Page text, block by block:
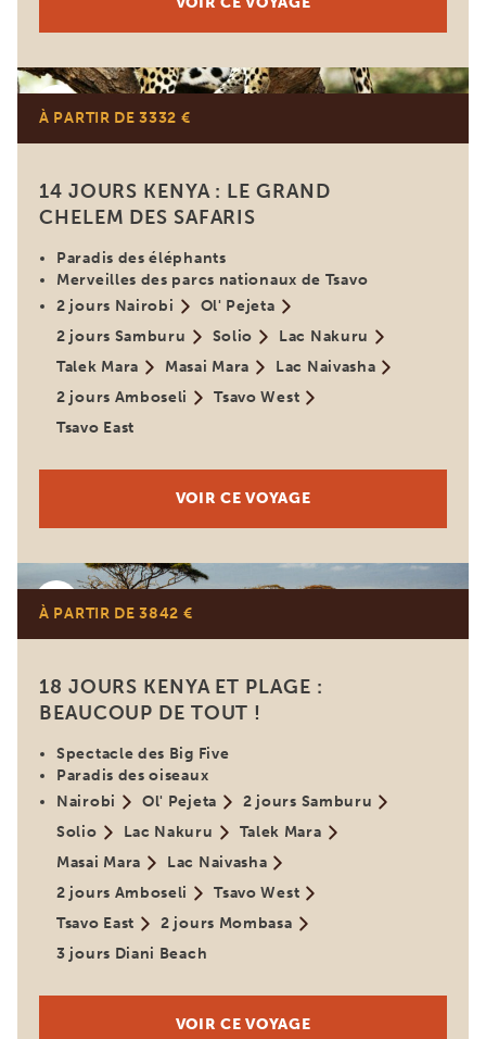
Kenya
À PARTIR DE 3332 €
14 JOURS KENYA : LE GRAND
CHELEM DES SAFARIS
Paradis des éléphants
Merveilles des parcs nationaux de Tsavo
2 jours Nairobi
Ol' Pejeta
2 jours Samburu
Solio
Lac Nakuru
Talek Mara
Masai Mara
Lac Naivasha
2 jours Amboseli
Tsavo West
Tsavo East
VOIR CE VOYAGE
Kenya
À PARTIR DE 3842 €
18 JOURS KENYA ET PLAGE :
BEAUCOUP DE TOUT !
Spectacle des Big Five
Paradis des oiseaux
Nairobi
Ol' Pejeta
2 jours Samburu
Solio
Lac Nakuru
Talek Mara
Masai Mara
Lac Naivasha
2 jours Amboseli
Tsavo West
Tsavo East
2 jours Mombasa
3 jours Diani Beach
VOIR CE VOYAGE